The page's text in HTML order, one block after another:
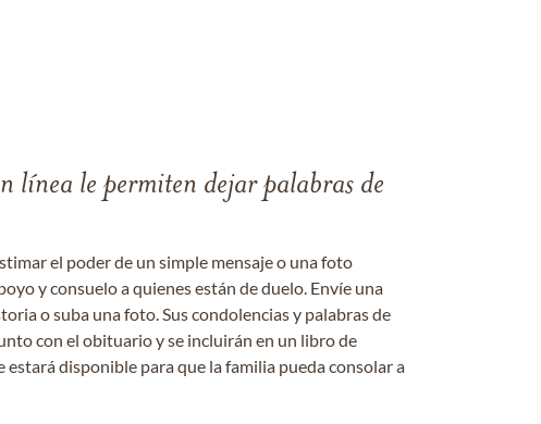
línea le permiten dejar palabras de
el poder de un simple mensaje o una foto
y consuelo a quienes están de duelo. Envíe una
o suba una foto. Sus condolencias y palabras de
con el obituario y se incluirán en un libro de
estará disponible para que la familia pueda consolar a